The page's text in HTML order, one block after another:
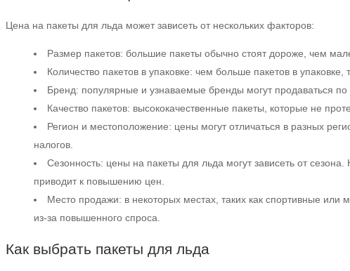
Цена на пакеты для льда может зависеть от нескольких факторов:
Размер пакетов: большие пакеты обычно стоят дороже, чем
Количество пакетов в упаковке: чем больше пакетов в
Бренд: популярные и узнаваемые бренды могут продаваться
Качество пакетов: высококачественные пакеты, которые не
Регион и местоположение: цены могут отличаться в разных
налогов.
Сезонность: цены на пакеты для льда могут зависеть от
приводит к повышению цен.
Место продажи: в некоторых местах, таких как спортивные
из-за повышенного спроса.
Как выбрать пакеты для льда